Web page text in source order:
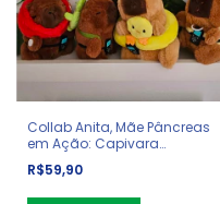
Collab Anita, Mãe Pâncreas
em Ação: Capivara
Diabética
R$59,90